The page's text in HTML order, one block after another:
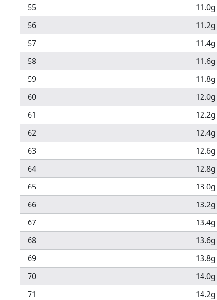
55
11.0g
56
11.2g
57
11.4g
58
11.6g
59
11.8g
60
12.0g
61
12.2g
62
12.4g
63
12.6g
64
12.8g
65
13.0g
66
13.2g
67
13.4g
68
13.6g
69
13.8g
70
14.0g
71
14.2g